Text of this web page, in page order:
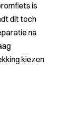
is
dit toch
na
kiezen.